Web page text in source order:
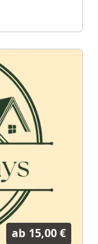
ab 15,00 €